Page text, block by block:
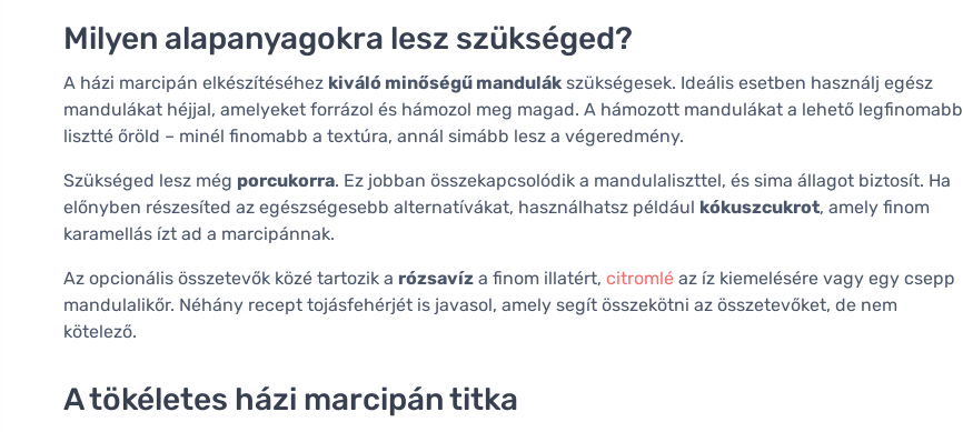
Milyen alapanyagokra lesz szükséged?
A házi marcipán elkészítéséhez kiváló minőségű mandulák szükségesek. Ideális esetben használj egész
mandulákat héjjal, amelyeket forrázol és hámozol meg magad. A hámozott mandulákat a lehető legfinomabb
lisztté őröld – minél finomabb a textúra, annál simább lesz a végeredmény.
Szükséged lesz még porcukorra. Ez jobban összekapcsolódik a mandulaliszttel, és sima állagot biztosít. Ha
előnyben részesíted az egészségesebb alternatívákat, használhatsz például kókuszcukrot, amely finom
karamellás ízt ad a marcipánnak.
Az opcionális összetevők közé tartozik a rózsavíz a finom illatért, citromlé az íz kiemelésére vagy egy csepp
mandulalikőr. Néhány recept tojásfehérjét is javasol, amely segít összekötni az összetevőket, de nem
kötelező.
A tökéletes házi marcipán titka